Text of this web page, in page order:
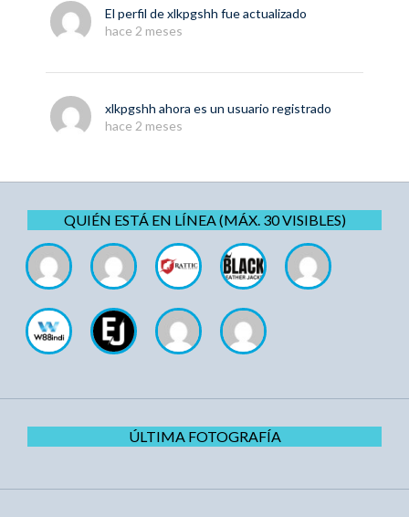
El perfil dexlkpgshh fue actualizado
hace 2 meses
xlkpgshh ahora es un usuario registrado
hace 2 meses
QUIÉN ESTÁ EN LÍNEA (MÁX. 30 VISIBLES)
ÚLTIMA FOTOGRAFÍA